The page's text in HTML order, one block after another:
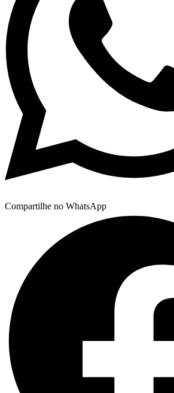
Compartilhe no WhatsApp